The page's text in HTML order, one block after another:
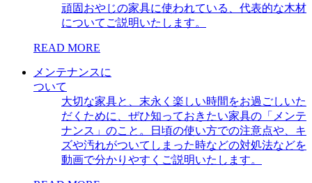
頑固おやじの家具に使われている、代表的な木材
についてご説明いたします。
READ MORE
メンテナンスに
ついて
大切な家具と、末永く楽しい時間をお過ごしいた
だくために、ぜひ知っておきたい家具の「メンテ
ナンス」のこと。日頃の使い方での注意点や、キ
ズや汚れがついてしまった時などの対処法などを
動画で分かりやすくご説明いたします。